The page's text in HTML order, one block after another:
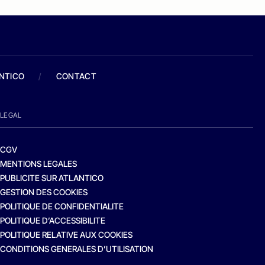
/ CONTACT
LEGAL
CGV
MENTIONS LEGALES
PUBLICITE SUR ATLANTICO
GESTION DES COOKIES
POLITIQUE DE CONFIDENTIALITE
POLITIQUE D’ACCESSIBILITE
POLITIQUE RELATIVE AUX COOKIES
CONDITIONS GENERALES D’UTILISATION